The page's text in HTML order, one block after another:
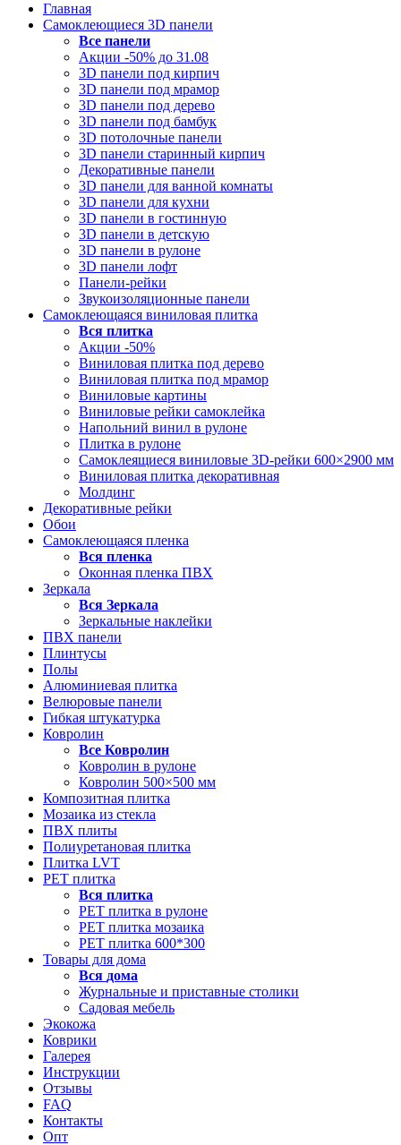
Главная
Самоклеющиеся 3D панели
Все панели
Акции -50% до 31.08
3D панели под кирпич
3D панели под мрамор
3D панели под дерево
3D панели под бамбук
3D потолочные панели
3D панели старинный кирпич
Декоративные панели
3D панели для ванной комнаты
3D панели для кухни
3D панели в гостинную
3D панели в детскую
3D панели в рулоне
3D панели лофт
Панели-рейки
Звукоизоляционные панели
Самоклеющаяся виниловая плитка
Вся плитка
Акции -50%
Виниловая плитка под дерево
Виниловая плитка под мрамор
Виниловые картины
Виниловые рейки самоклейка
Напольний винил в рулоне
Плитка в рулоне
Самоклеящиеся виниловые 3D‑рейки 600×2900 мм
Виниловая плитка декоративная
Молдинг
Декоративные рейки
Обои
Самоклеющаяся пленка
Вся пленка
Оконная пленка ПВХ
Зеркала
Вся Зеркала
Зеркальные наклейки
ПВХ панели
Плинтусы
Полы
Алюминиевая плитка
Велюровые панели
Гибкая штукатурка
Ковролин
Все Ковролин
Ковролин в рулоне
Ковролин 500×500 мм
Композитная плитка
Мозаика из стекла
ПВХ плиты
Полиуретановая плитка
Плитка LVT
РЕТ плитка
Вся плитка
РЕТ плитка в рулоне
РЕТ плитка мозаика
РЕТ плитка 600*300
Товары для дома
Вся дома
Журнальные и приставные столики
Садовая мебель
Экокожа
Коврики
Галерея
Инструкции
Отзывы
FAQ
Контакты
Опт